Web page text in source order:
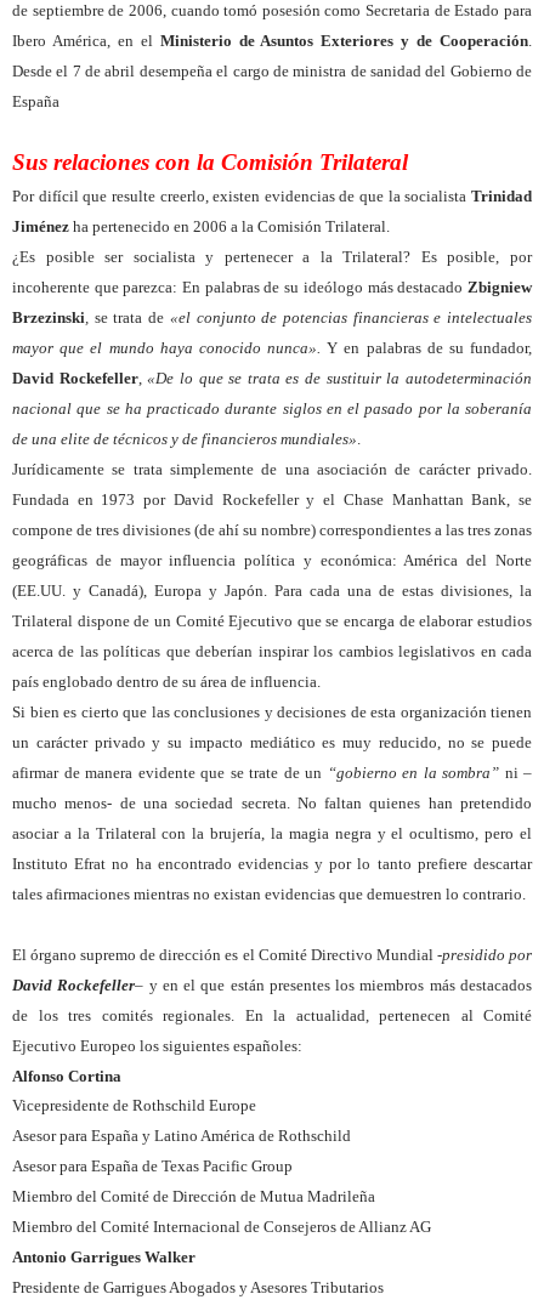
de septiembre de 2006, cuando tomó posesión como Secretaria de Estado para
Ibero América, en el Ministerio de Asuntos Exteriores y de Cooperación.
Desde el 7 de abril desempeña el cargo de ministra de sanidad del Gobierno de
España
Sus relaciones con la Comisión Trilateral
Por difícil que resulte creerlo, existen evidencias de que la socialista Trinidad
Jiménez ha pertenecido en 2006 a la Comisión Trilateral.
¿Es posible ser socialista y pertenecer a la Trilateral? Es posible, por
incoherente que parezca: En palabras de su ideólogo más destacado Zbigniew
Brzezinski, se trata de «el conjunto de potencias financieras e intelectuales
mayor que el mundo haya conocido nunca». Y en palabras de su fundador,
David Rockefeller,«De lo que se trata es de sustituir la autodeterminación
nacional que se ha practicado durante siglos en el pasado por la soberanía
de una elite de técnicos y de financieros mundiales».
Jurídicamente se trata simplemente de una asociación de carácter privado.
Fundada en 1973 por David Rockefeller y el Chase Manhattan Bank, se
compone de tres divisiones (de ahí su nombre) correspondientes a las tres zonas
geográficas de mayor influencia política y económica: América del Norte
(EE.UU. y Canadá), Europa y Japón. Para cada una de estas divisiones, la
Trilateral dispone de un Comité Ejecutivo que se encarga de elaborar estudios
acerca de las políticas que deberían inspirar los cambios legislativos en cada
país englobado dentro de su área de influencia.
Si bien es cierto que las conclusiones y decisiones de esta organización tienen
un carácter privado y su impacto mediático es muy reducido, no se puede
afirmar de manera evidente que se trate de un “gobierno en la sombra” ni –
mucho menos- de una sociedad secreta. No faltan quienes han pretendido
asociar a la Trilateral con la brujería, la magia negra y el ocultismo, pero el
Instituto Efrat no ha encontrado evidencias y por lo tanto prefiere descartar
tales afirmaciones mientras no existan evidencias que demuestren lo contrario.
El órgano supremo de dirección es el Comité Directivo Mundial -presidido por
David Rockefeller– y en el que están presentes los miembros más destacados
de los tres comités regionales. En la actualidad, pertenecen al Comité
Ejecutivo Europeo los siguientes españoles:
Alfonso Cortina
Vicepresidente de Rothschild Europe
Asesor para España y Latino América de Rothschild
Asesor para España de Texas Pacific Group
Miembro del Comité de Dirección de Mutua Madrileña
Miembro del Comité Internacional de Consejeros de Allianz AG
Antonio Garrigues Walker
Presidente de Garrigues Abogados y Asesores Tributarios